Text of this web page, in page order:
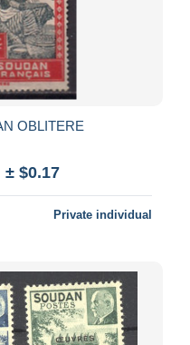
SOUDAN OBLITERE
± $0.17
Private individual